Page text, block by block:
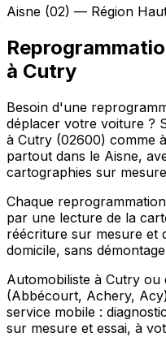
Aisne (02) — Région
à Cutry
Besoin d'une
déplacer votre voiture ?
à Cutry (02600) comme
partout dans le Aisne,
cartographies sur
Chaque
par une lecture de la
réécriture sur mesure et
domicile, sans
Automobiliste à Cutry ou
(Abbécourt, Achery,
service mobile :
sur mesure et essai, à